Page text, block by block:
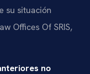
su situación
Offices Of SRIS,
no